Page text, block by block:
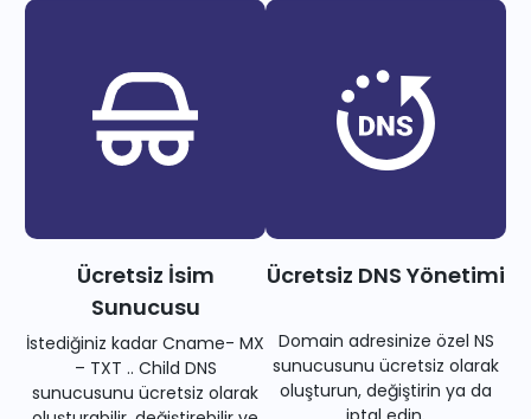
Ücretsiz İsim
Sunucusu
İstediğiniz kadar Cname- MX
– TXT .. Child DNS
sunucusunu ücretsiz olarak
Ücretsiz DNS Yönetimi
Domain adresinize özel NS
sunucusunu ücretsiz olarak
oluşturun, değiştirin ya da